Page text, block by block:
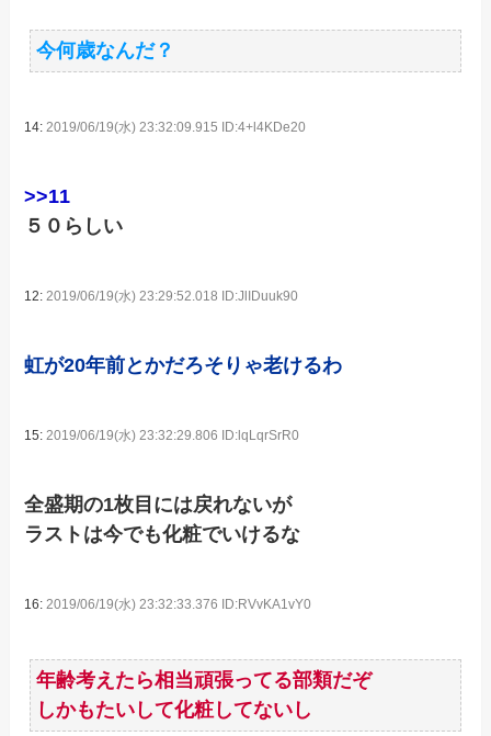
今何歳なんだ？
14:2019/06/19(水) 23:32:09.915 ID:4+l4KDe20
>>11
５０らしい
12:2019/06/19(水) 23:29:52.018 ID:JlIDuuk90
虹が20年前とかだろそりゃ老けるわ
15:2019/06/19(水) 23:32:29.806 ID:lqLqrSrR0
全盛期の1枚目には戻れないが
ラストは今でも化粧でいけるな
16:2019/06/19(水) 23:32:33.376 ID:RVvKA1vY0
年齢考えたら相当頑張ってる部類だぞ
しかもたいして化粧してないし